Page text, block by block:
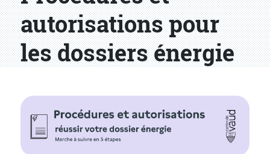
autorisations pour
les dossiers énergie